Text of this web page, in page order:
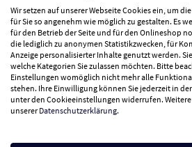
Vertrag widerrufen
Zahlungsarten
Wir versenden mit
Wir setzen auf unserer Webseite Cookies ein, um
für Sie so angenehm wie möglich zu gestalten. Es
für den Betrieb der Seite und für den Onlineshop
die lediglich zu anonymen Statistikzwecken, für
Anzeige personalisierter Inhalte genutzt werden.
welche Kategorien Sie zulassen möchten. Bitte
Einstellungen womöglich nicht mehr alle
stehen. Ihre Einwilligung können Sie jederzeit in
unter den Cookieeinstellungen widerrufen.
unsererDatenschutzerklärung.